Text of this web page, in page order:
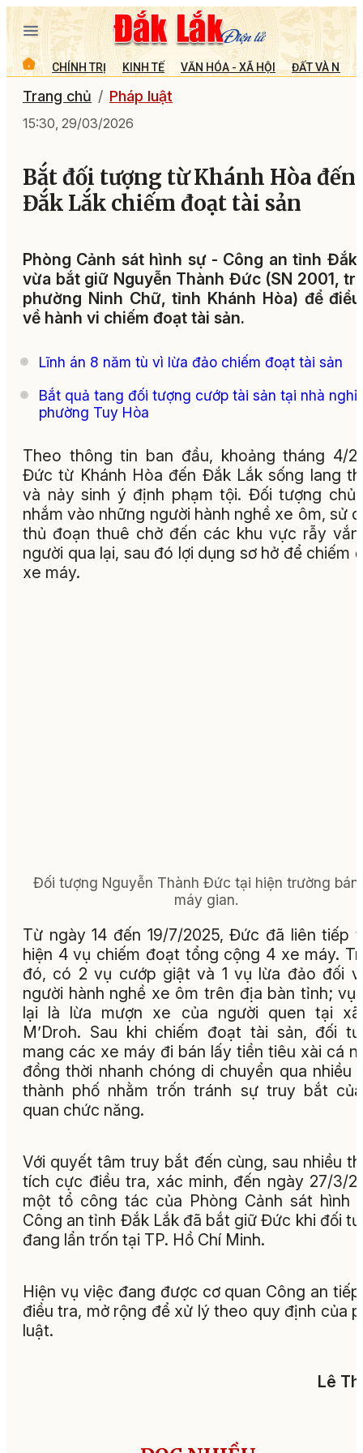
CHÍNH TRỊ KINH TẾ VĂN HÓA - XÃ HỘI ĐẤT VÀ
Trang chủ Pháp luật
15:30, 29/03/2026
Bắt đối tượng từ Khánh Hòa đến
Đắk Lắk chiếm đoạt tài sản
Phòng Cảnh sát hình sự - Công an tỉnh Đắk
vừa bắt giữ Nguyễn Thành Đức (SN 2001,
phường Ninh Chữ, tỉnh Khánh Hòa) để
về hành vi chiếm đoạt tài sản.
Lĩnh án 8 năm tù vì lừa đảo chiếm đoạt tài sản
Bắt quả tang đối tượng cướp tài sản tại nhà nghỉ
phường Tuy Hòa
Theo thông tin ban đầu, khoảng tháng 4/
Đức từ Khánh Hòa đến Đắk Lắk sống lang
và nảy sinh ý định phạm tội. Đối tượng chủ
nhắm vào những người hành nghề xe ôm, sử
thủ đoạn thuê chở đến các khu vực rẫy
người qua lại, sau đó lợi dụng sơ hở để chiếm
xe máy.
Đối tượng Nguyễn Thành Đức tại hiện trường bán
máy gian.
Từ ngày 14 đến 19/7/2025, Đức đã liên tiếp
hiện 4 vụ chiếm đoạt tổng cộng 4 xe máy.
đó, có 2 vụ cướp giật và 1 vụ lừa đảo đối
người hành nghề xe ôm trên địa bàn tỉnh; vụ
lại là lừa mượn xe của người quen tại
M’Droh. Sau khi chiếm đoạt tài sản, đối
mang các xe máy đi bán lấy tiền tiêu xài cá
đồng thời nhanh chóng di chuyển qua nhiều
thành phố nhằm trốn tránh sự truy bắt
quan chức năng.
Với quyết tâm truy bắt đến cùng, sau nhiều
tích cực điều tra, xác minh, đến ngày 27/3/
một tổ công tác của Phòng Cảnh sát hình
Công an tỉnh Đắk Lắk đã bắt giữ Đức khi đối
đang lẩn trốn tại TP. Hồ Chí Minh.
Hiện vụ việc đang được cơ quan Công an
điều tra, mở rộng để xử lý theo quy định của
luật.
Lê